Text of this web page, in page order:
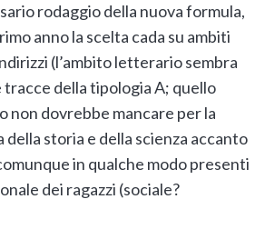
rodaggio della nuova formula,
anno la scelta cada su ambiti
(l’ambito letterario sembra
della tipologia A; quello
non dovrebbe mancare per la
storia e della scienza accanto
in qualche modo presenti
dei ragazzi (sociale?